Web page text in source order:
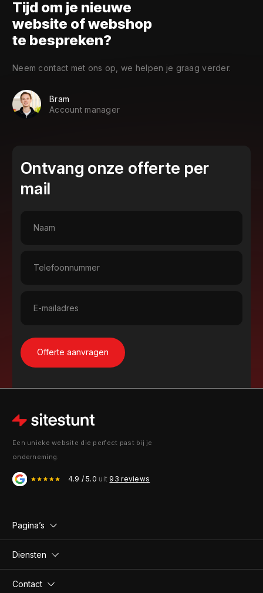
Tijd om je nieuwe
website of webshop
te bespreken?
Neem contact met ons op, we helpen je graag verder.
Bram
Account manager
Ontvang onze offerte per
mail
Een unieke website die perfect past bij je
onderneming.
4.9 / 5.0 uit 93 reviews
Pagina’s
Diensten
Contact